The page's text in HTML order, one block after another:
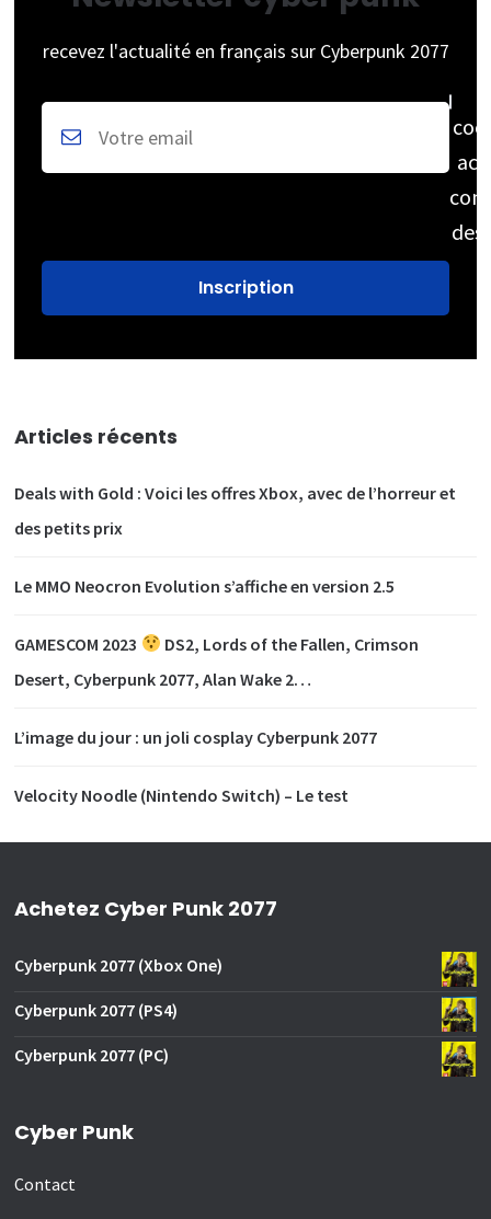
recevez l'actualité en français sur Cyberpunk 2077
des
Articles récents
Deals with Gold : Voici les offres Xbox, avec de l’horreur et
des petits prix
Le MMO Neocron Evolution s’affiche en version 2.5
GAMESCOM 2023
DS2, Lords of the Fallen, Crimson
Desert, Cyberpunk 2077, Alan Wake 2…
L’image du jour : un joli cosplay Cyberpunk 2077
Velocity Noodle (Nintendo Switch) – Le test
Achetez Cyber Punk 2077
Cyberpunk 2077 (Xbox One)
Cyberpunk 2077 (PS4)
Cyberpunk 2077 (PC)
Cyber Punk
Contact